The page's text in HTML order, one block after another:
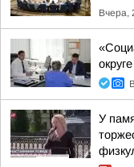
Вчера,
округе
У